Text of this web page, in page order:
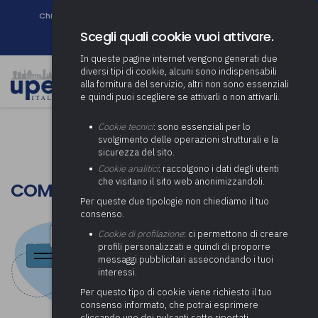
Chi siamo
Newsletter
COME ASSOCIARSI
Scegli quali cookie vuoi attivare.
In queste pagine internet vengono generati due
diversi tipi di cookie, alcuni sono indispensabili
alla fornitura del servizio, altri non sono essenziali
e quindi puoi scegliere se attivarli o non attivarli.
Cookie tecnici: sono essenziali per lo
svolgimento delle operazioni strutturali e la
sicurezza del sito.
Cookie analitici: raccolgono i dati degli utenti
che visitano il sito web anonimizzandoli.
Per queste due tipologie non chiediamo il tuo
consenso.
Cookie di profilazione: ci permettono di creare
profili personalizzati e quindi di proporre
messaggi pubblicitari assecondando i tuoi
interessi.
Per questo tipo di cookie viene richiesto il tuo
consenso informato, che potrai esprimere